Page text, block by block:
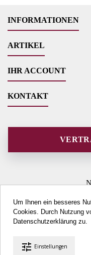
INFORMATIONEN
ARTIKEL
IHR ACCOUNT
KONTAKT
Um Ihnen ein besseres
Cookies. Durch Nutzung
Datenschutzerklärung zu.
tune Einstellungen